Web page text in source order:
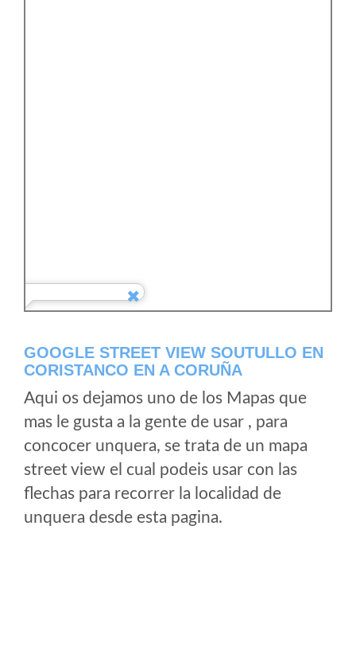
GOOGLE STREET VIEW SOUTULLO EN
CORISTANCO EN A CORUÑA
Aqui os dejamos uno de los Mapas que
mas le gusta a la gente de usar , para
concocer unquera, se trata de un mapa
street view el cual podeis usar con las
flechas para recorrer la localidad de
unquera desde esta pagina.